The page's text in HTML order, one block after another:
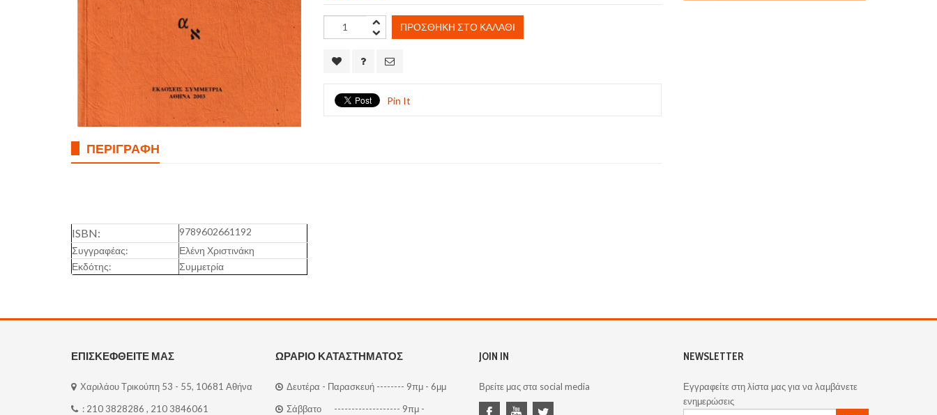
ΠΡΟΣΘΉΚΗ ΣΤΟ ΚΑΛΆΘΙ
Pin It
ΠΕΡΙΓΡΑΦΉ
ISBN:
9789602661192
Συγγραφέας:
Ελένη Χριστινάκη
Εκδότης:
Συμμετρία
ΕΠΙΣΚΕΦΘΕΙΤΕ ΜΑΣ
Χαριλάου Τρικούπη 53 - 55, 10681 Αθήνα
: 210 3828286 , 210 3846061
ΩΡΑΡΙΟ ΚΑΤΑΣΤΗΜΑΤΟΣ
Δευτέρα - Παρασκευή -------- 9πμ - 6μμ
Σάββατο ------------------- 9πμ -
JOIN IN
Βρείτε μας στα social media
NEWSLETTER
Εγγραφείτε στη λίστα μας για να λαμβάνετε
ενημερώσεις